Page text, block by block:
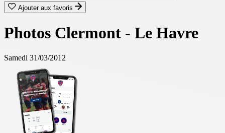
Ajouter aux favoris
Photos Clermont - Le Havre
Samedi 31/03/2012